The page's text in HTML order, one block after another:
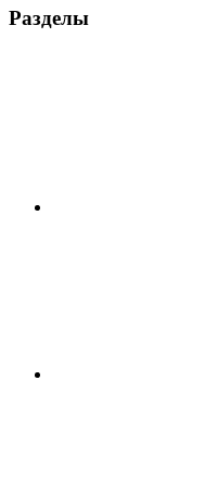
Разделы